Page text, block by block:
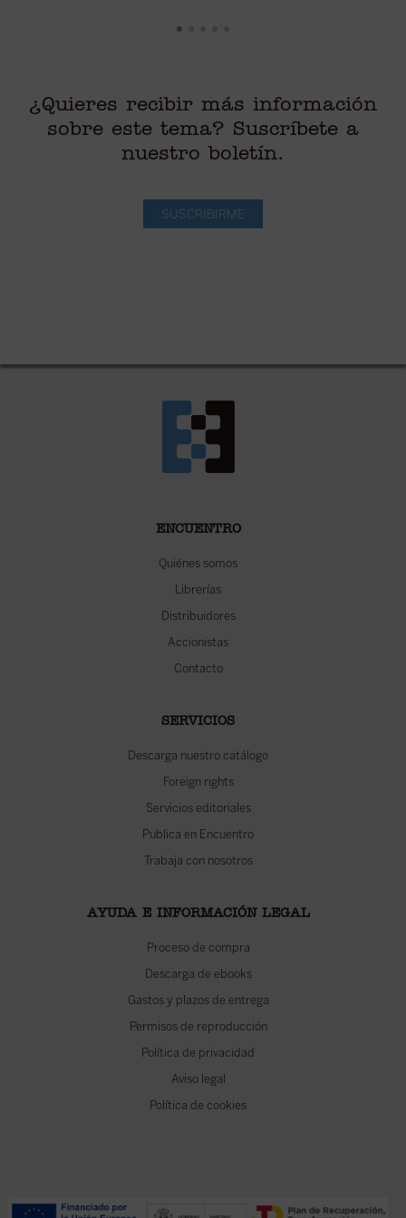
¿Quieres recibir más información
sobre este tema? Suscríbete a
nuestro boletín.
SUSCRIBIRME
ENCUENTRO
Quiénes somos
Librerías
Distribuidores
Accionistas
Contacto
SERVICIOS
Descarga nuestro catálogo
Foreign rights
Servicios editoriales
Publica en Encuentro
Trabaja con nosotros
AYUDA E INFORMACIÓN LEGAL
Proceso de compra
Descarga de ebooks
Gastos y plazos de entrega
Permisos de reproducción
Política de privacidad
Aviso legal
Política de cookies